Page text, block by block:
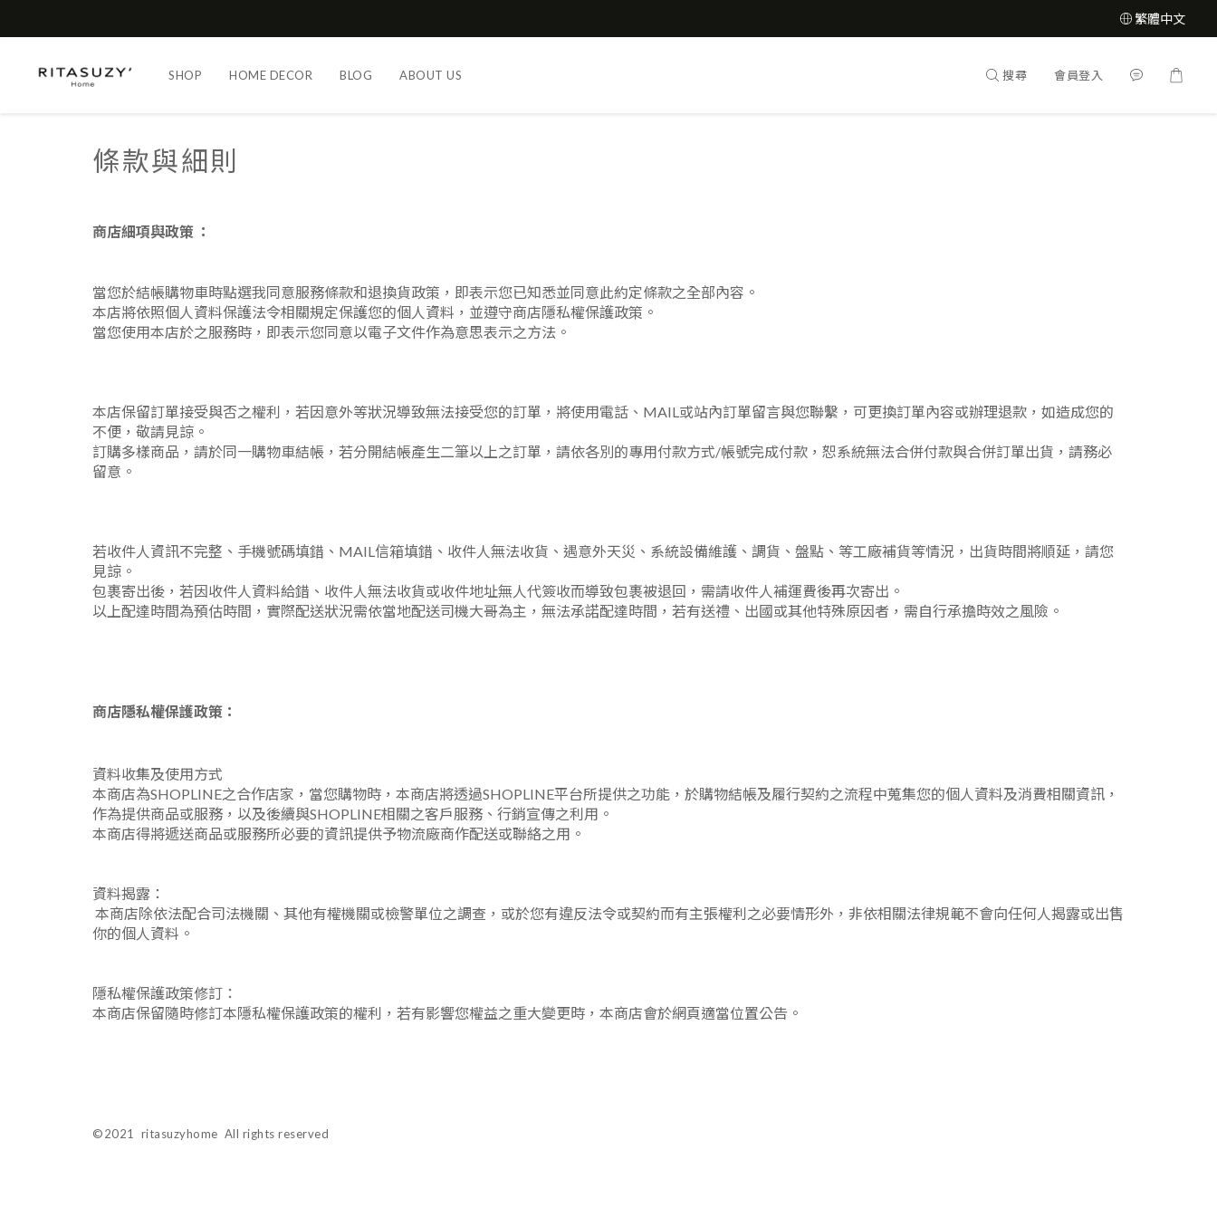
繁體中文
SHOP HOME DECOR BLOG ABOUT US 搜尋 會員登入
條款與細則
商店細項與政策 ：
當您於結帳購物車時點選我同意服務條款和退換貨政策，即表示您已知悉並同意此約定條款之全部內容。
本店將依照個人資料保護法令相關規定保護您的個人資料，並遵守商店隱私權保護政策。
當您使用本店於之服務時，即表示您同意以電子文件作為意思表示之方法。
本店保留訂單接受與否之權利，若因意外等狀況導致無法接受您的訂單，將使用電話、MAIL或站內訂單留言與您聯繫，可更換訂單內容或辦理退款，如造成您的
不便，敬請見諒。
訂購多樣商品，請於同一購物車結帳，若分開結帳產生二筆以上之訂單，請依各別的專用付款方式/帳號完成付款，恕系統無法合併付款與合併訂單出貨，請務必
留意。
若收件人資訊不完整、手機號碼填錯、MAIL信箱填錯、收件人無法收貨、遇意外天災、系統設備維護、調貨、盤點、等工廠補貨等情況，出貨時間將順延，請您
見諒。
包裹寄出後，若因收件人資料給錯、收件人無法收貨或收件地址無人代簽收而導致包裹被退回，需請收件人補運費後再次寄出。
以上配達時間為預估時間，實際配送狀況需依當地配送司機大哥為主，無法承諾配達時間，若有送禮、出國或其他特殊原因者，需自行承擔時效之風險。
商店隱私權保護政策：
資料收集及使用方式
本商店為SHOPLINE之合作店家，當您購物時，本商店將透過SHOPLINE平台所提供之功能，於購物結帳及履行契約之流程中蒐集您的個人資料及消費相關資訊，
作為提供商品或服務，以及後續與SHOPLINE相關之客戶服務、行銷宣傳之利用。
本商店得將遞送商品或服務所必要的資訊提供予物流廠商作配送或聯絡之用。
資料揭露：
本商店除依法配合司法機關、其他有權機關或檢警單位之調查，或於您有違反法令或契約而有主張權利之必要情形外，非依相關法律規範不會向任何人揭露或出售
你的個人資料。
隱私權保護政策修訂：
本商店保留隨時修訂本隱私權保護政策的權利，若有影響您權益之重大變更時，本商店會於網頁適當位置公告。
©2021 ritasuzyhome All rights reserved